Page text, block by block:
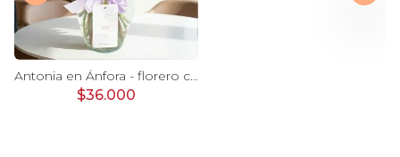
Antonia en Ánfora - florero con 9 rosas lila e hypericum
$36.000